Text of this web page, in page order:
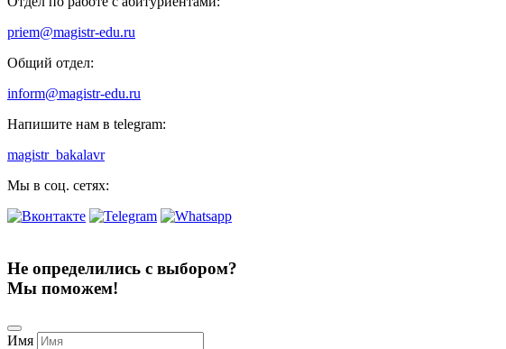
priem@magistr-edu.ru
Общий отдел:
inform@magistr-edu.ru
Напишите нам в telegram:
magistr_bakalavr
Мы в соц. сетях:
Не определились с выбором?
Мы поможем!
Имя